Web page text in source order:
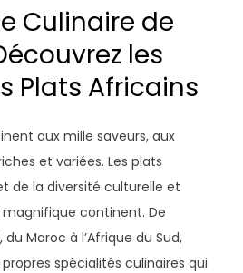
Culinaire de
les
Plats Africains
aux mille saveurs, aux
et variées. Les plats
de la diversité culturelle et
continent. De
du Maroc à l’Afrique du Sud,
spécialités culinaires qui